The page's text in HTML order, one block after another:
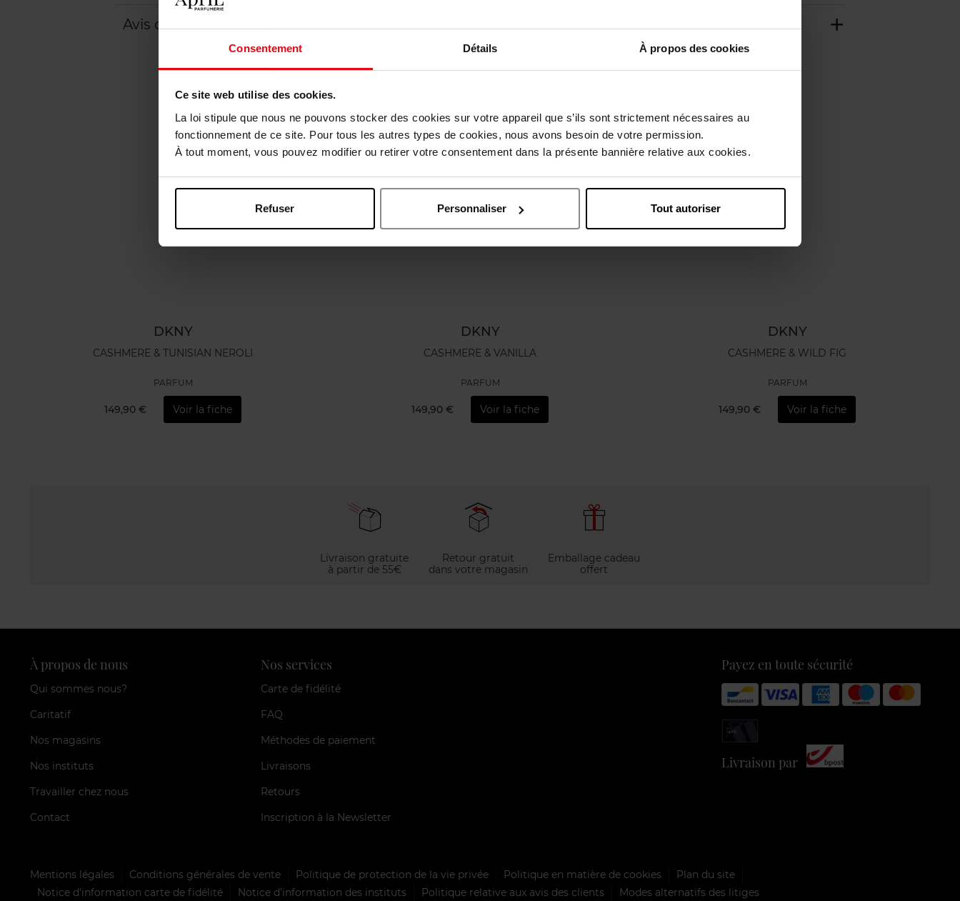
Consentement Détails À propos des cookies
Ce site web utilise des cookies.
La loi stipule que nous ne pouvons stocker des cookies sur votre appareil que s’ils sont strictement nécessaires au
fonctionnement de ce site. Pour tous les autres types de cookies, nous avons besoin de votre permission.
À tout moment, vous pouvez modifier ou retirer votre consentement dans la présente bannière relative aux cookies.
Refuser Personnaliser Tout autoriser
Avis client Politique relative aux avis des clients
Vous aimerez peut-être
DKNY
CASHMERE & TUNISIAN NEROLI
PARFUM
149,90 € Voir la fiche
DKNY
CASHMERE & VANILLA
PARFUM
149,90 € Voir la fiche
DKNY
CASHMERE & WILD FIG
PARFUM
149,90 € Voir la fiche
Livraison gratuite
à partir de 55€
Retour gratuit
dans votre magasin
Emballage cadeau
offert
À propos de nous
Qui sommes nous?
Caritatif
Nos magasins
Nos instituts
Travailler chez nous
Contact
Nos services
Carte de fidélité
FAQ
Méthodes de paiement
Livraisons
Retours
Inscription à la Newsletter
Payez en toute sécurité
Livraison par
Mentions légales Conditions générales de vente Politique de protection de la vie privée Politique en matière de cookies
Plan du site
Notice d'information carte de fidélité
Notice d’information des instituts Politique relative aux avis des clients Modes alternatifs des litiges